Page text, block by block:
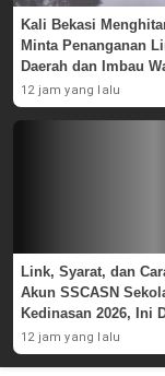
Kali Bekasi
Minta Penanganan
Daerah dan Imbau
Waspada
12 jam yang lalu
Link, Syarat, dan
Akun SSCASN
Kedinasan 2026, Ini
Instansinya
12 jam yang lalu